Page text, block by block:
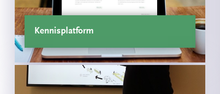
Kennisplatform